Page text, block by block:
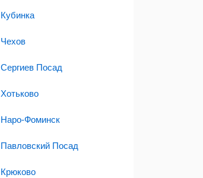
Кубинка
Чехов
Сергиев Посад
Хотьково
Наро-Фоминск
Павловский Посад
Крюково